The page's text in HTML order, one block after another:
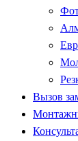
Вызов